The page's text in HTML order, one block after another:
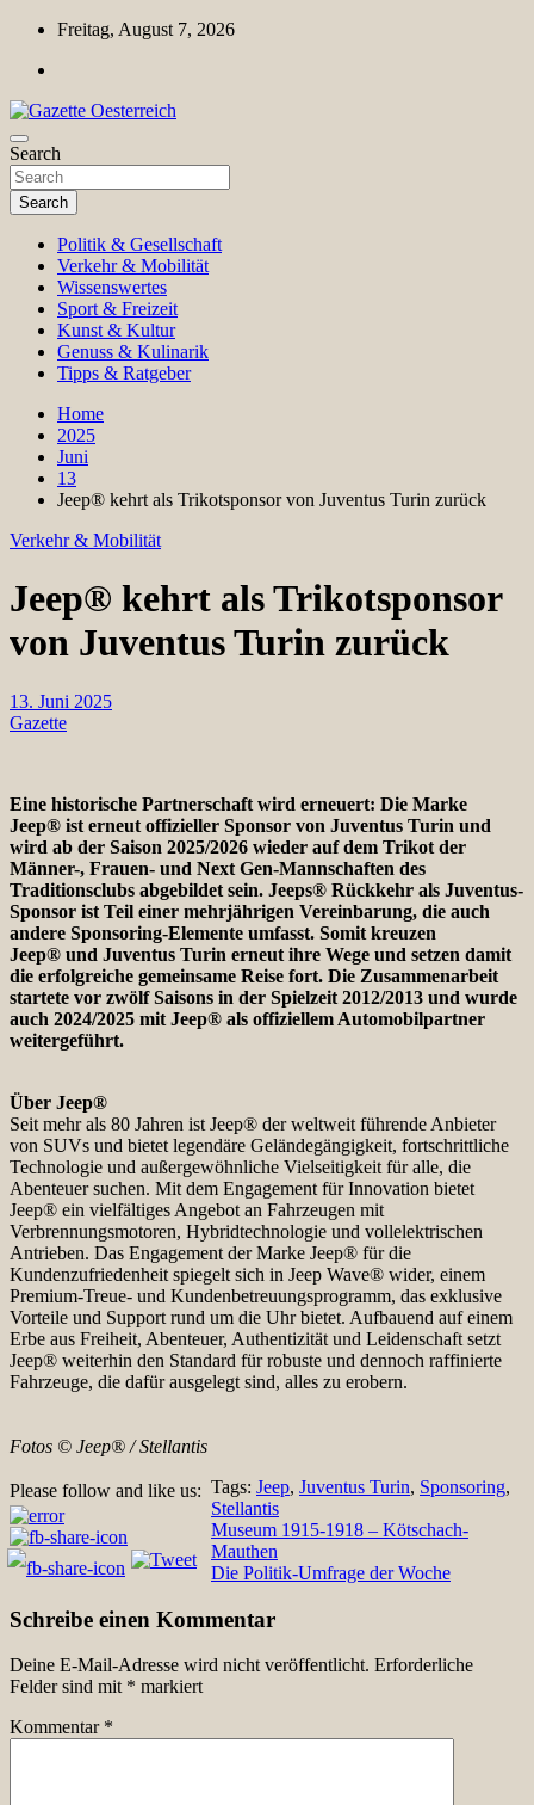
Skip
content
Freitag, August 7, 2026
Gazette Oesterreich
Magazin für Freizeit, Politik, Kultur & Wissenschaft
Search
Search
Politik & Gesellschaft
Verkehr & Mobilität
Wissenswertes
Sport & Freizeit
Kunst & Kultur
Genuss & Kulinarik
Tipps & Ratgeber
Home
2025
Juni
13
Jeep® kehrt als Trikotsponsor von Juventus Turin zurück
Verkehr & Mobilität
Jeep® kehrt als Trikotsponsor
von Juventus Turin zurück
13. Juni 2025
Gazette
Eine historische Partnerschaft wird erneuert: Die Marke
Jeep® ist erneut offizieller Sponsor von Juventus Turin und
wird ab der Saison 2025/2026 wieder auf dem Trikot der
Männer-, Frauen- und Next Gen-Mannschaften des
Traditionsclubs abgebildet sein. Jeeps® Rückkehr als Juventus-
Sponsor ist Teil einer mehrjährigen Vereinbarung, die auch
andere Sponsoring-Elemente umfasst. Somit kreuzen
Jeep® und Juventus Turin erneut ihre Wege und setzen damit
die erfolgreiche gemeinsame Reise fort. Die Zusammenarbeit
startete vor zwölf Saisons in der Spielzeit 2012/2013 und wurde
auch 2024/2025 mit Jeep® als offiziellem Automobilpartner
weitergeführt.
Über Jeep®
Seit mehr als 80 Jahren ist Jeep® der weltweit führende Anbieter
von SUVs und bietet legendäre Geländegängigkeit, fortschrittliche
Technologie und außergewöhnliche Vielseitigkeit für alle, die
Abenteuer suchen. Mit dem Engagement für Innovation bietet
Jeep® ein vielfältiges Angebot an Fahrzeugen mit
Verbrennungsmotoren, Hybridtechnologie und vollelektrischen
Antrieben. Das Engagement der Marke Jeep® für die
Kundenzufriedenheit spiegelt sich in Jeep Wave® wider, einem
Premium-Treue- und Kundenbetreuungsprogramm, das exklusive
Vorteile und Support rund um die Uhr bietet. Aufbauend auf einem
Erbe aus Freiheit, Abenteuer, Authentizität und Leidenschaft setzt
Jeep® weiterhin den Standard für robuste und dennoch raffinierte
Fahrzeuge, die dafür ausgelegt sind, alles zu erobern.
Fotos © Jeep® / Stellantis
Please follow and like us: Tags: Jeep, Juventus Turin, Sponsoring,
Stellantis
BeitragsnavigationMuseum 1915-1918 – Kötschach-
Mauthen
Die Politik-Umfrage der Woche
Schreibe einen Kommentar
Deine E-Mail-Adresse wird nicht veröffentlicht. Erforderliche
Felder sind mit * markiert
Kommentar *